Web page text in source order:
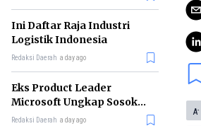
Ini Daftar Raja Industri
Logistik Indonesia
Redaksi Daerah a day ago
Eks Product Leader
Microsoft Ungkap Sosok
yang Paling Cocok
Redaksi Daerah a day ago
A-